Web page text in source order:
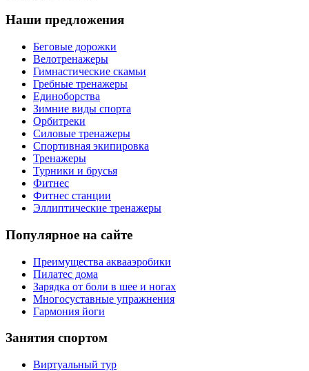
Наши предложения
Беговые дорожки
Велотренажеры
Гимнастические скамьи
Гребные тренажеры
Единоборства
Зимние виды спорта
Орбитреки
Силовые тренажеры
Спортивная экипировка
Тренажеры
Турники и брусья
Фитнес
Фитнес станции
Эллиптические тренажеры
Популярное на сайте
Преимущества аквааэробики
Пилатес дома
Зарядка от боли в шее и ногах
Многосуставные упражнения
Гармония йоги
Занятия спортом
Виртуальный тур